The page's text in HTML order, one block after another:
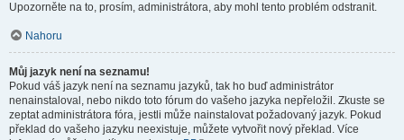
Upozorněte na to, prosím, administrátora, aby mohl tento problém odstranit.
Nahoru
Můj jazyk není na seznamu!
Pokud váš jazyk není na seznamu jazyků, tak ho buď administrátor
nenainstaloval, nebo nikdo toto fórum do vašeho jazyka nepřeložil. Zkuste se
zeptat administrátora fóra, jestli může nainstalovat požadovaný jazyk. Pokud
překlad do vašeho jazyku neexistuje, můžete vytvořit nový překlad. Více